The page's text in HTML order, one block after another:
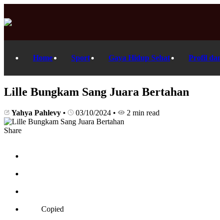
Home Sport Gaya Hidup Sehat Profil
Lille Bungkam Sang Juara Bertahan
Yahya Pahlevy • 03/10/2024 • 2 min read
Share
Copied